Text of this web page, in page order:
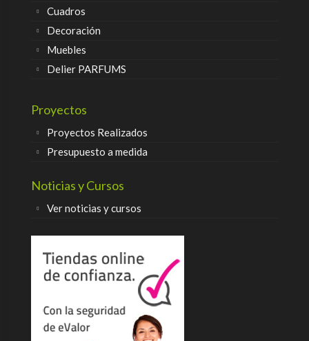
Cuadros
Decoración
Muebles
Delier PARFUMS
Proyectos
Proyectos Realizados
Presupuesto a medida
Noticias y Cursos
Ver noticias y cursos